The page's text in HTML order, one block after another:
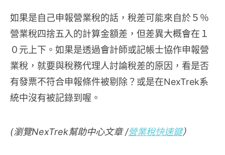
如果是自己申報營業稅的話，稅差可能來自於５％
營業稅四捨五入的計算金額差，但差異大概會在１
０元上下。如果是透過會計師或記帳士協作申報營
業稅，就要與稅務代理人討論稅差的原因，看是否
有發票不符合申報條件被剔除？或是在NexTrek系
統中沒有被記錄到喔。
(瀏覽NexTrek幫助中心文章 /營業稅快速鍵）